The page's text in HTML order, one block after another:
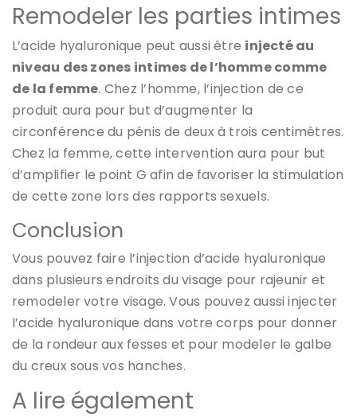
Remodeler les parties intimes
L’acide hyaluronique peut aussi être injecté au
niveau des zones intimes de l’homme comme
de la femme. Chez l’homme, l’injection de ce
produit aura pour but d’augmenter la
circonférence du pénis de deux à trois centimètres.
Chez la femme, cette intervention aura pour but
d’amplifier le point G afin de favoriser la stimulation
de cette zone lors des rapports sexuels.
Conclusion
Vous pouvez faire l’injection d’acide hyaluronique
dans plusieurs endroits du visage pour rajeunir et
remodeler votre visage. Vous pouvez aussi injecter
l’acide hyaluronique dans votre corps pour donner
de la rondeur aux fesses et pour modeler le galbe
du creux sous vos hanches.
A lire également